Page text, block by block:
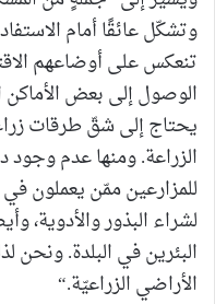
وتشكّل عائقًا أمام
تنعكس على أوضاعهم
الوصول إلى بعض
يحتاج إلى شقّ طرقات
الزراعة. ومنها عدم
للمزارعين ممّن يعملون
لشراء البذور والأدوية،
البئرين في البلدة.
الأراضي الزراعيّة.“